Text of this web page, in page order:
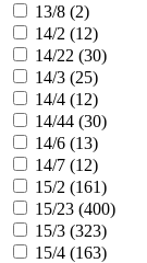
13/8 (2)
14/2 (12)
14/22 (30)
14/3 (25)
14/4 (12)
14/44 (30)
14/6 (13)
14/7 (12)
15/2 (161)
15/23 (400)
15/3 (323)
15/4 (163)